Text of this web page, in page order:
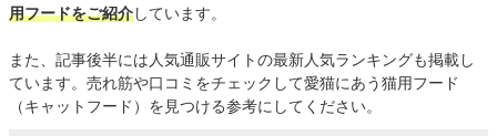
用フードをご紹介しています。
また、記事後半には人気通販サイトの最新人気ランキングも掲載し
ています。売れ筋や口コミをチェックして愛猫にあう猫用フード
（キャットフード）を見つける参考にしてください。